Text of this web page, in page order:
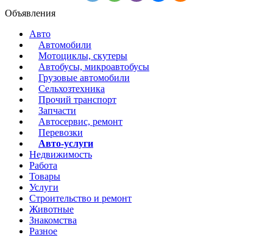
Объявления
Авто
Автомобили
Мотоциклы, скутеры
Автобусы, микроавтобусы
Грузовые автомобили
Сельхозтехника
Прочий транспорт
Запчасти
Автосервис, ремонт
Перевозки
Авто-услуги
Недвижимость
Работа
Товары
Услуги
Строительство и ремонт
Животные
Знакомства
Разное